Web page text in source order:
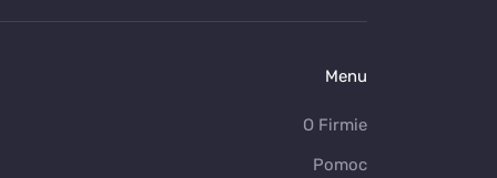
Menu
O Firmie
Pomoc